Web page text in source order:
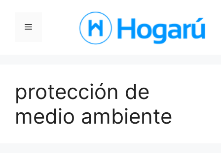
contenidoMenú
protección de
medio ambiente